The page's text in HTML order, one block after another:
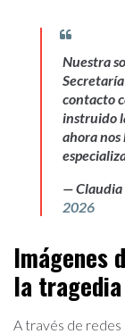
Nuestra
contacto
instruido
ahora nos
— Claudia
2026
Imágenes
la tragedia
A través de redes